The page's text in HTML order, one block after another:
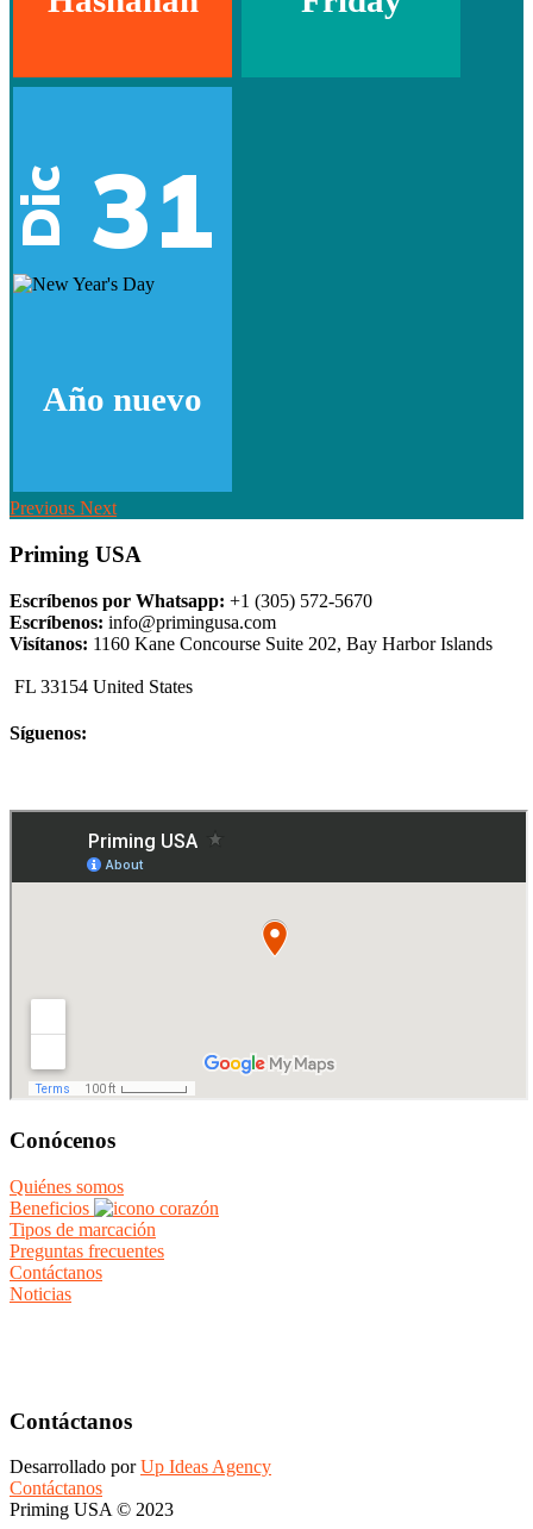
Dic 31
Año nuevo
Previous Next
Priming USA
Escríbenos por Whatsapp: +1 (305) 572-5670
Escríbenos: info@primingusa.com
Visítanos: 1160 Kane Concourse Suite 202, Bay Harbor Islands
FL 33154 United States
Síguenos:
Conócenos
Quiénes somos
Beneficios
Tipos de marcación
Preguntas frecuentes
Contáctanos
Noticias
Contáctanos
Desarrollado porUp Ideas Agency
Contáctanos
Priming USA © 2023